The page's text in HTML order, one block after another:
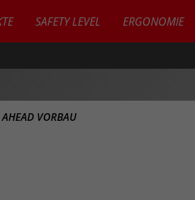
SAFETY LEVEL ERGONOMIE
AHEAD VORBAU